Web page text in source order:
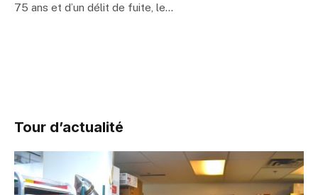
75 ans et d’un délit de fuite, le…
Tour d’actualité